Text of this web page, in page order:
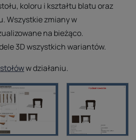
koloru i kształtu blatu oraz
Wszystkie zmiany w
na bieżąco.
3D wszystkich wariantów.
w działaniu.